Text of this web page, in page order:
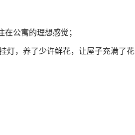
公寓的理想感觉；
灯，养了少许鲜花，让屋子充满了